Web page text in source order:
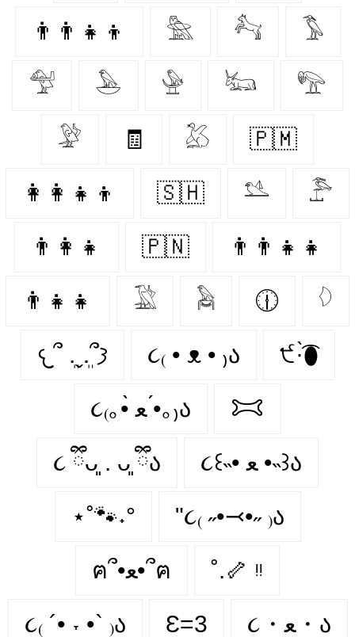
👨‍👨‍👧‍👦 𓅗 𓃚 𓅣
𓅵 𓅅 𓅈 𓃜 𓅟
𓅶 🧾 𓅷 🇵🇲
👩‍👩‍👧‍👦 🇸🇭 𓅎 𓅤
👨‍👩‍👧 🇵🇳 👨‍👨‍👧‍👧
👨‍👧‍👧 𓅁 𓅉 🕧 𓆠
𐔌՞ ܸ.ˬ.ܸ՞𐦯 ૮₍ • ᴥ • ₎ა ੯·̀͡⬮
૮₍｡•̀ ﻌ •́｡₎ა 𐂯
૮ ྀིᴗ͈ . ᴗ͈ ྀིა ૮꒰˵• ﻌ •˵꒱ა
⋆˚🐾˖° "૮₍ ˶•⤙•˶ ₎ა
ฅ՞•ﻌ•՞ฅ ˚.🦴 ᵎᵎ
૮₍ ´• ˕ •` ₎ა Ɛ=3 ૮・ﻌ・ა